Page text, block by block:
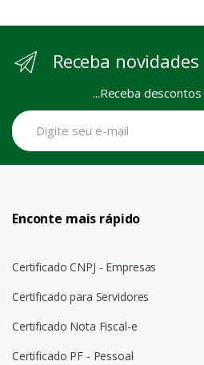
Receba novidades
...Receba descontos
Enconte mais rápido
Certificado CNPJ - Empresas
Certificado para Servidores
Certificado Nota Fiscal-e
Certificado PF - Pessoal